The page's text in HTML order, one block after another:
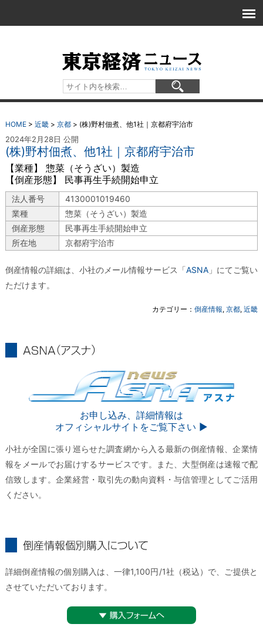
HOME> 近畿> 京都> (株)野村佃煮、他1社｜京都府宇治市
2024年2月28日 公開
(株)野村佃煮、他1社｜京都府宇治市
【業種】 惣菜（そうざい）製造
【倒産形態】 民事再生手続開始申立
法人番号
4130001019460
業種
惣菜（そうざい）製造
倒産形態
民事再生手続開始申立
所在地
京都府宇治市
倒産情報の詳細は、小社のメール情報サービス「ASNA 」にてご覧い
ただけます。
カテゴリー：倒産情報,京都,近畿
お申し込み、詳細情報は
オフィシャルサイトをご覧下さい ▶︎
小社が全国に張り巡らせた調査網から入る最新の倒産情報、企業情
報をメールでお届けするサービスです。また、大型倒産は速報で配
信致します。企業経営・取引先の動向資料・与信管理としてご活用
ください。
詳細倒産情報の個別購入は、一律1,100円/1社（税込）で、ご提供と
させていただいております。